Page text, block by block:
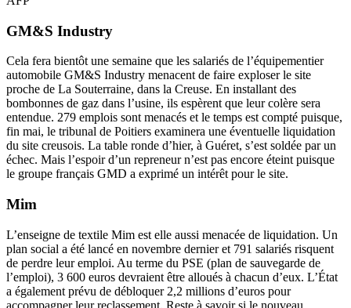
GM&S Industry
Cela fera bientôt une semaine que les salariés de l’équipementier
automobile GM&S Industry menacent de faire exploser le site
proche de La Souterraine, dans la Creuse. En installant des
bombonnes de gaz dans l’usine, ils espèrent que leur colère sera
entendue. 279 emplois sont menacés et le temps est compté puisque,
fin mai, le tribunal de Poitiers examinera une éventuelle liquidation
du site creusois. La table ronde d’hier, à Guéret, s’est soldée par un
échec. Mais l’espoir d’un repreneur n’est pas encore éteint puisque
le groupe français GMD a exprimé un intérêt pour le site.
Mim
L’enseigne de textile Mim est elle aussi menacée de liquidation. Un
plan social a été lancé en novembre dernier et 791 salariés risquent
de perdre leur emploi. Au terme du PSE (plan de sauvegarde de
l’emploi), 3 600 euros devraient être alloués à chacun d’eux. L’État
a également prévu de débloquer 2,2 millions d’euros pour
accompagner leur reclassement. Reste à savoir si le nouveau